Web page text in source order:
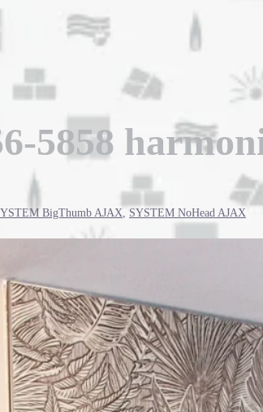
5858
BigThumb AJAX SYSTEM NoHead AJAX